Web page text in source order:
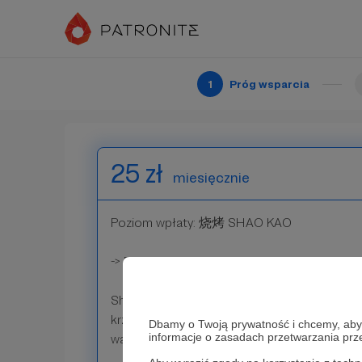
Dbamy o Twoją prywatność i chcemy,
informacje o zasadach przetwarzania
1 Próg wsparcia
Powiedziane na platformie Discord, który
25 zł miesięcznie
Poziom wpłaty: 烧烤 SHAO KAO
-> Dostęp do podcastu Mao Powiedziane
Shao kao to chiński grill, jedzony pod
krzesełkach. A serwowana z niego może
warzywa, grzyby, mięsa, ryby, owoce morza,